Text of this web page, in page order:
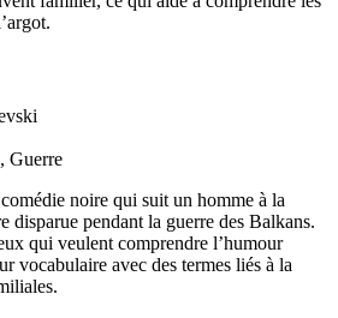
Guerre
noire qui suit un homme à la
disparue pendant la guerre des Balkans.
qui veulent comprendre l’humour
vocabulaire avec des termes liés à la